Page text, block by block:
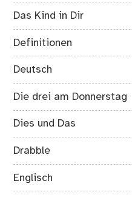
Das Kind in Dir
Definitionen
Deutsch
Die drei am Donnerstag
Dies und Das
Drabble
Englisch